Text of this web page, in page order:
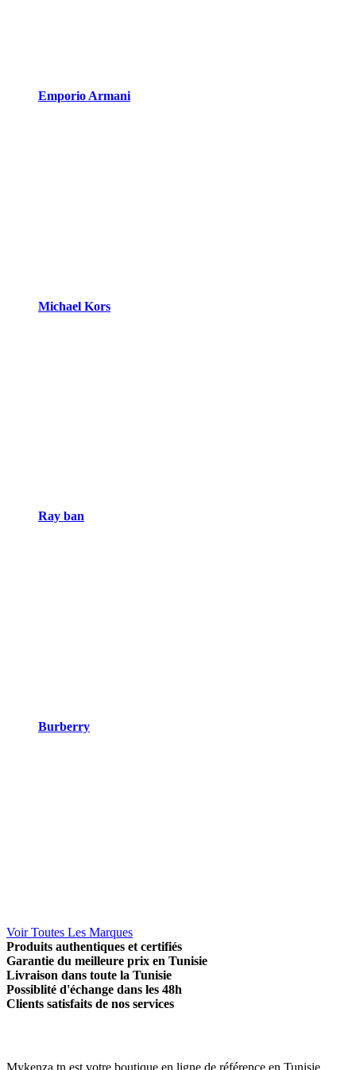
Emporio Armani
Michael Kors
Ray ban
Burberry
Voir Toutes Les Marques
Produits authentiques et certifiés
Garantie du meilleure prix en Tunisie
Livraison dans toute la Tunisie
Possiblité d'échange dans les 48h
Clients satisfaits de nos services
Mykenza.tn est votre boutique en ligne de référence en Tunisie.